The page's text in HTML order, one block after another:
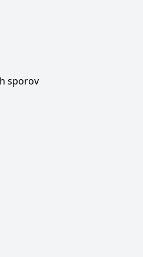
sporov